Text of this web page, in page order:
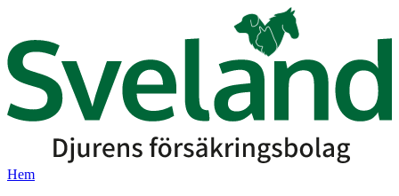
Hem